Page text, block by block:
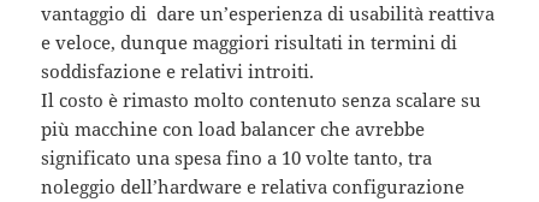
vantaggio di dare un’esperienza di usabilità reattiva
e veloce, dunque maggiori risultati in termini di
soddisfazione e relativi introiti.
Il costo è rimasto molto contenuto senza scalare su
più macchine con load balancer che avrebbe
significato una spesa fino a 10 volte tanto, tra
noleggio dell’hardware e relativa configurazione